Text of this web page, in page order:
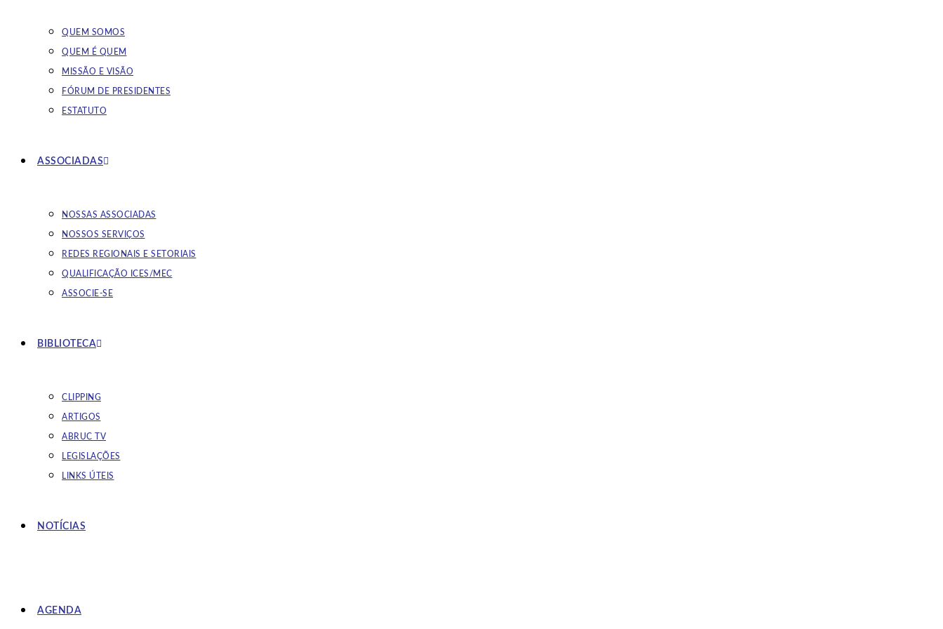
QUEM SOMOS
QUEM É QUEM
MISSÃO E VISÃO
FÓRUM DE PRESIDENTES
ESTATUTO
ASSOCIADAS
NOSSAS ASSOCIADAS
NOSSOS SERVIÇOS
REDES REGIONAIS E SETORIAIS
QUALIFICAÇÃO ICES/MEC
ASSOCIE-SE
BIBLIOTECA
CLIPPING
ARTIGOS
ABRUC TV
LEGISLAÇÕES
LINKS ÚTEIS
NOTÍCIAS
AGENDA